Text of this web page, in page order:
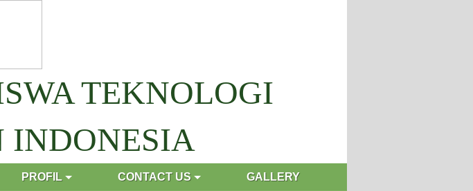
TEKNOLOGI
INDONESIA
PROFIL CONTACT US GALLERY